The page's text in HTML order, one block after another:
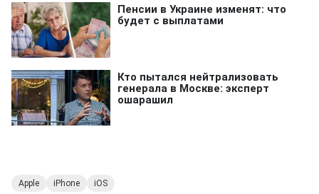
Apple iPhone iOS